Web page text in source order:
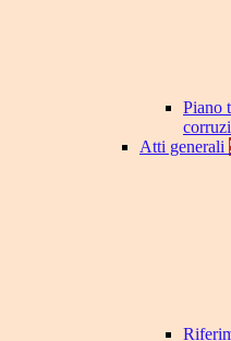
Piano
Atti generali